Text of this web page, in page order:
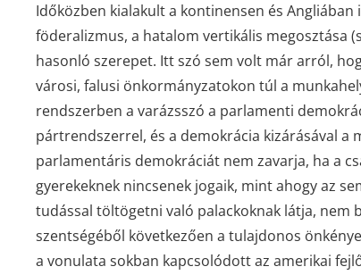
Időközben kialakult a kontinensen és
föderalizmus, a hatalom vertikális megosztása
hasonló szerepet. Itt szó sem volt már arról,
városi, falusi önkormányzatokon túl a
rendszerben a varázsszó a parlamenti
pártrendszerrel, és a demokrácia kizárásával a
parlamentáris demokráciát nem zavarja, ha a
gyerekeknek nincsenek jogaik, mint ahogy az
tudással töltögetni való palackoknak látja, nem
szentségéből következően a tulajdonos
a vonulata sokban kapcsolódott az amerikai